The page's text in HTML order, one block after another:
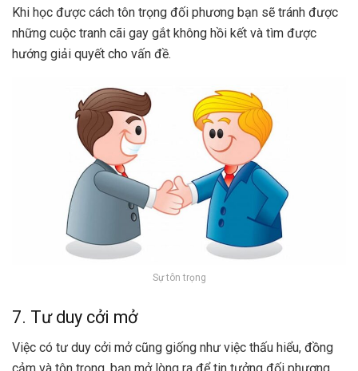
Khi học được cách tôn trọng đối phương bạn sẽ tránh được
những cuộc tranh cãi gay gắt không hồi kết và tìm được
hướng giải quyết cho vấn đề.
Sự tôn trọng
7. Tư duy cởi mở
Việc có tư duy cởi mở cũng giống như việc thấu hiểu, đồng